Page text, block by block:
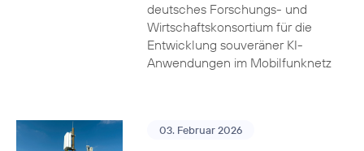
deutsches Forschungs- und
Wirtschaftskonsortium für die
Entwicklung souveräner KI-
Anwendungen im Mobilfunknetz
03. Februar 2026